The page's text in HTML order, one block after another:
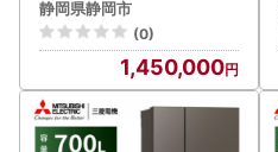
ル MSZ-ZW2826-W(1
0畳用/100V/ピュアホワイ
ト) 【標準設置工事付】
【配送不可：沖縄・離島】
静岡県静岡市
(0)
1,450,000